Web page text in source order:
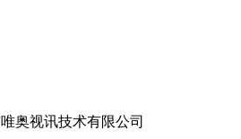
奥视讯技术有限公司